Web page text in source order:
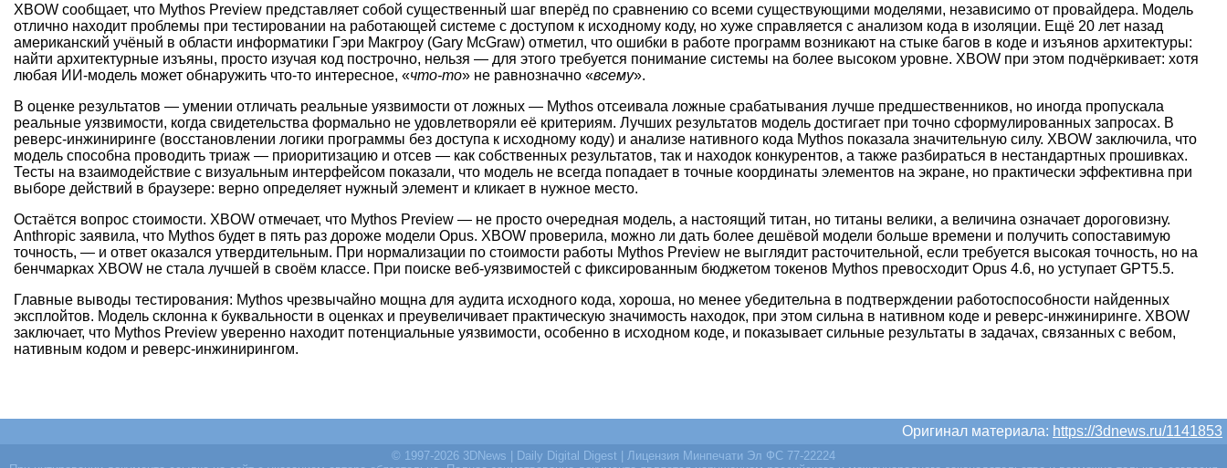
XBOW сообщает, что Mythos Preview представляет собой существенный шаг вперёд по сравнению со всеми существующими моделями, независимо от провайдера. Модель
отлично находит проблемы при тестировании на работающей системе с доступом к исходному коду, но хуже справляется с анализом кода в изоляции. Ещё 20 лет назад
американский учёный в области информатики Гэри Макгроу (Gary McGraw) отметил, что ошибки в работе программ возникают на стыке багов в коде и изъянов архитектуры:
найти архитектурные изъяны, просто изучая код построчно, нельзя — для этого требуется понимание системы на более высоком уровне. XBOW при этом подчёркивает: хотя
любая ИИ-модель может обнаружить что-то интересное, «что-то» не равнозначно «всему».
В оценке результатов — умении отличать реальные уязвимости от ложных — Mythos отсеивала ложные срабатывания лучше предшественников, но иногда пропускала
реальные уязвимости, когда свидетельства формально не удовлетворяли её критериям. Лучших результатов модель достигает при точно сформулированных запросах. В
реверс-инжиниринге (восстановлении логики программы без доступа к исходному коду) и анализе нативного кода Mythos показала значительную силу. XBOW заключила, что
модель способна проводить триаж — приоритизацию и отсев — как собственных результатов, так и находок конкурентов, а также разбираться в нестандартных прошивках.
Тесты на взаимодействие с визуальным интерфейсом показали, что модель не всегда попадает в точные координаты элементов на экране, но практически эффективна при
выборе действий в браузере: верно определяет нужный элемент и кликает в нужное место.
Остаётся вопрос стоимости. XBOW отмечает, что Mythos Preview — не просто очередная модель, а настоящий титан, но титаны велики, а величина означает дороговизну.
Anthropic заявила, что Mythos будет в пять раз дороже модели Opus. XBOW проверила, можно ли дать более дешёвой модели больше времени и получить сопоставимую
точность, — и ответ оказался утвердительным. При нормализации по стоимости работы Mythos Preview не выглядит расточительной, если требуется высокая точность, но на
бенчмарках XBOW не стала лучшей в своём классе. При поиске веб-уязвимостей с фиксированным бюджетом токенов Mythos превосходит Opus 4.6, но уступает GPT5.5.
Главные выводы тестирования: Mythos чрезвычайно мощна для аудита исходного кода, хороша, но менее убедительна в подтверждении работоспособности найденных
эксплойтов. Модель склонна к буквальности в оценках и преувеличивает практическую значимость находок, при этом сильна в нативном коде и реверс-инжиниринге. XBOW
заключает, что Mythos Preview уверенно находит потенциальные уязвимости, особенно в исходном коде, и показывает сильные результаты в задачах, связанных с вебом,
нативным кодом и реверс-инжинирингом.
Оригинал материала: https://3dnews.ru/1141853
© 1997-2026 3DNews | Daily Digital Digest | Лицензия Минпечати Эл ФС 77-22224